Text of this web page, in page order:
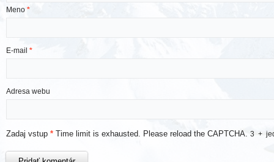
Meno *
E-mail *
Adresa webu
Zadaj vstup * Time limit is exhausted. Please reload the CAPTCHA. 3 +